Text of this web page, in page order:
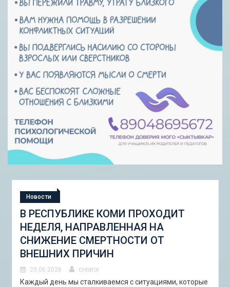
Новости
СТУДЕНЧЕСКАЯ ЭКСПЕДИЦИЯ
«ШКОЛА ГОРОДСКИХ ИЗМЕНЕНИЙ:
ГОРОДСКОЙ НАБОР ИНСТРУМЕНТОВ
И ПИЛОТНЫЕ ПРОЕКТЫ ДЛЯ
АСТРАХАНИ»
29.06.2026 creator